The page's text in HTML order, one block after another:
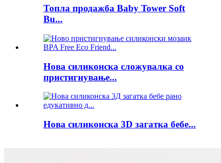
Топла продажба Baby Tower Soft
Bu...
Нова силиконска сложувалка со
пристигнување...
Нова силиконска 3D загатка бебе...